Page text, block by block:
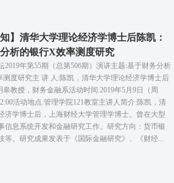
知】清华大学理论经济学博士后陈凯：
析的银行X效率测度研究
2019年第55期（总第506期）演讲主题:基于财务分析
测度研究主 讲 人:陈凯，清华大学理论经济学博士后
皋教授，财务金融系活动时间:2019年5月9日（周
活动地点:管理学院121教室主讲人简介:陈凯，清
济学博士后，上海财经大学管理学博士。曾在大型
信息系统开发和金融研究工作。研究方向：货币银
等。研究成果发表于《国际金融研究》、《财经...